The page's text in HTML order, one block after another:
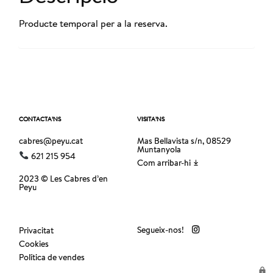
Producte temporal per a la reserva.
CONTACTA’NS
cabres@peyu.cat
621 215 954
2023 © Les Cabres d’en
Peyu
VISITA’NS
Mas Bellavista s/n, 08529
Muntanyola
Com arribar-hi
Privacitat
Cookies
Política de vendes
Segueix-nos!
lock